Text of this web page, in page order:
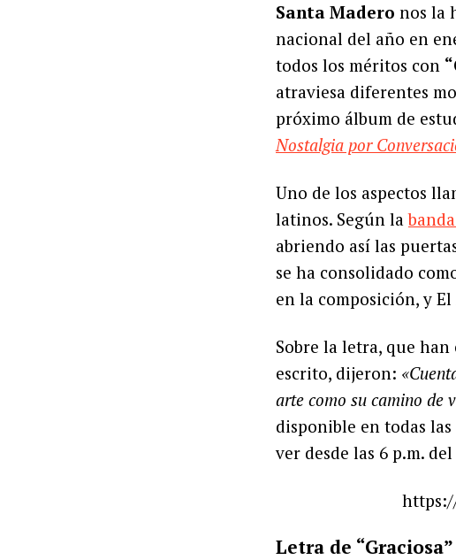
Santa Madero nos la
nacional del año en
todos los méritos con
atraviesa diferentes
próximo álbum de
Nostalgia por
Uno de los aspectos
latinos. Según la
abriendo así las
se ha consolidado
en la composición, y
Sobre la letra, que
escrito, dijeron:
arte como su camino de
disponible en todas
ver desde las 6 p.m.
Letra de